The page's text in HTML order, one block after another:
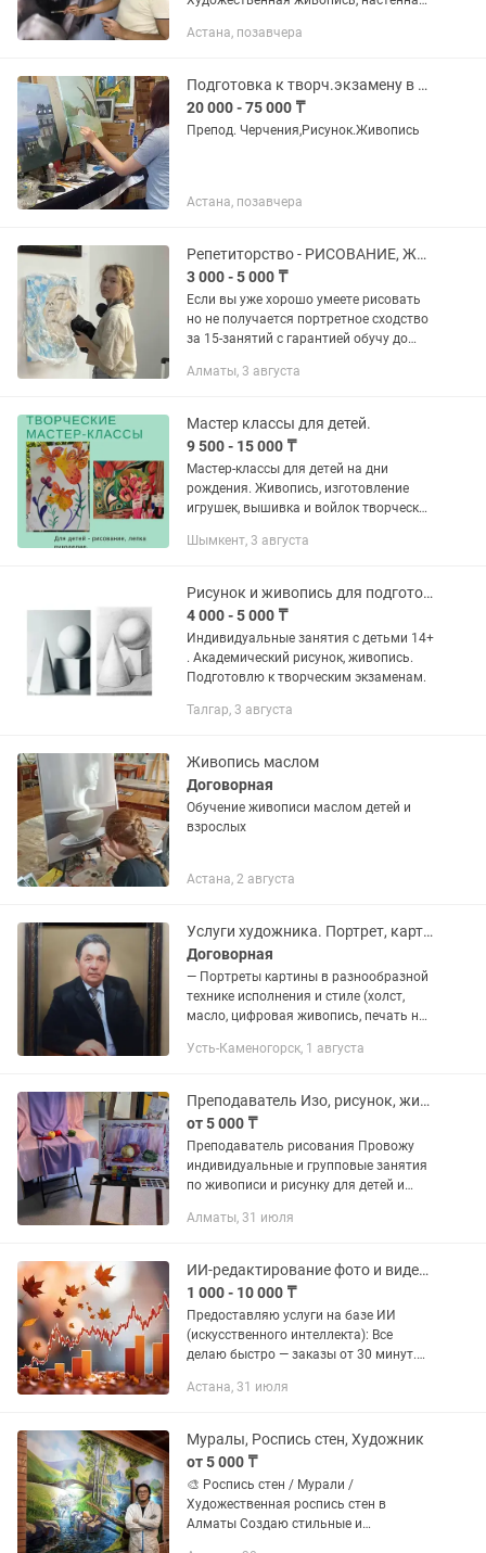
Астана, позавчера
Подготовка к творч.экзамену в Вуз. Архитектура,Дизайн,Изо. Урок Черчения,
20 000 - 75 000 ₸
Препод. Черчения,Рисунок.Живопись
Астана, позавчера
Репетиторство - РИСОВАНИЕ, ЖИВОПИСЬ, АКАДЕМИЧЕСКИЙ РИСУНОК.
3 000 - 5 000 ₸
Если вы уже хорошо умеете рисовать
но не получается портретное сходство
за 15-занятий с гарантией обучу до
обучения Опыт в преподавании
Алматы, 3 августа
Мастер классы для детей.
9 500 - 15 000 ₸
Мастер-классы для детей на дни
рождения. Живопись, изготовление
игрушек, вышивка и войлок творческий
Творческий подход.
Шымкент, 3 августа
Рисунок и живопись для подготовки к экзаменам.
4 000 - 5 000 ₸
Индивидуальные занятия с детьми 14+
. Академический рисунок, живопись.
Подготовлю к творческим экзаменам.
Талгар, 3 августа
Живопись маслом
Договорная
Обучение живописи маслом детей и
взрослых
Астана, 2 августа
Услуги художника. Портрет, картинына заказ.
Договорная
— Портреты картины в разнообразной
технике исполнения и стиле (холст,
масло, цифровая живопись, печать на
Картины; — Печать на холсте; —
Усть-Каменогорск, 1 августа
Преподаватель Изо, рисунок, живопись.
от 5 000 ₸
Преподаватель рисования Провожу
индивидуальные и групповые занятия
по живописи и рисунку для детей и
совершенствовать уже имеющиеся
Алматы, 31 июля
ИИ-редактирование фото и видео Быстро и качественно
1 000 - 10 000 ₸
Предоставляю услуги на базе ИИ
(искусственного интеллекта): Все
делаю быстро — заказы от 30 минут.
примера (если нужно). 🖼 УСЛУГИ: 📷
Астана, 31 июля
Муралы, Роспись стен, Художник
от 5 000 ₸
🎨 Роспись стен / Мурали /
Художественная роспись стен в
Алматы Создаю стильные и